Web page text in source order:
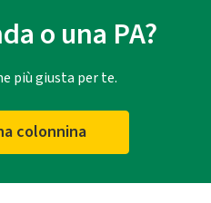
o una PA?
più giusta per te.
colonnina